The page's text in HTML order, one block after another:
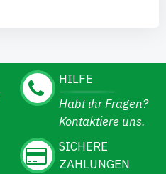
HILFE
Habt ihr Fragen?
Kontaktiere uns.
SICHERE
ZAHLUNGEN